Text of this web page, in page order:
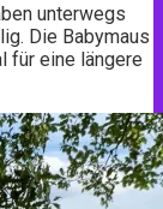
unterwegs
Die Babymaus
für eine längere